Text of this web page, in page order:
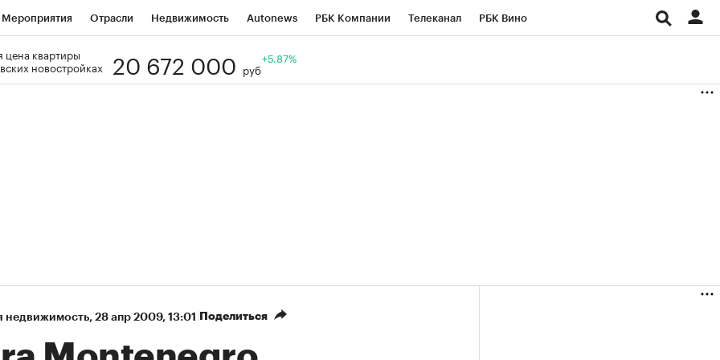
Мероприятия Отрасли Недвижимость Autonews РБК Компании Телеканал РБК Вино
Визионеры
цена квартиры
новостройках
20 672 000 руб
+5.87%
недвижимость⁠, 28 апр 2009, 13:01 Поделиться